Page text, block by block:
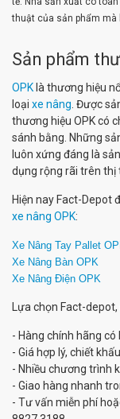
thuật của sản phẩm mà
Sản phẩm
OPK là thương hiệu
loại xe nâng . Được
thương hiệu OPK có
sánh bằng. Những
luôn xứng đáng là
dụng rộng rãi trên thị
Hiện nay Fact-Depot
xe nâng OPK:
Xe Nâng Tay Pallet
Xe Nâng Bàn OPK
Xe Nâng Điện OPK
Lựa chọn Fact-
- Hàng chính hãng có
- Giá hợp lý, chiết
- Nhiều chương trình
- Giao hàng nhanh
- Tư vấn miễn phí